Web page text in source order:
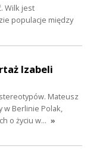
Wilk jest
populacje między
Izabeli
Mateusz
w Berlinie Polak,
o życiu w… »